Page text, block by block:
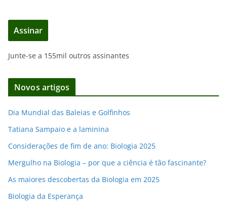
e
e
ç
d
a
i
Assinar
Junte-se a 155mil outros assinantes
Novos artigos
Dia Mundial das Baleias e Golfinhos
Tatiana Sampaio e a laminina
Considerações de fim de ano: Biologia 2025
Mergulho na Biologia – por que a ciência é tão fascinante?
As maiores descobertas da Biologia em 2025
Biologia da Esperança